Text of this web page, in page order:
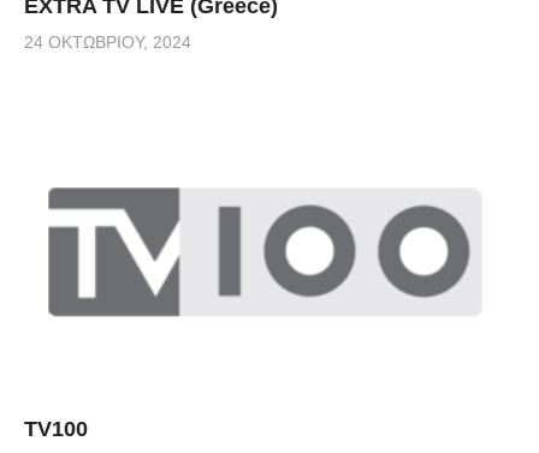
EXTRA TV LIVE (Greece)
24 ΟΚΤΩΒΡΊΟΥ, 2024
TV100